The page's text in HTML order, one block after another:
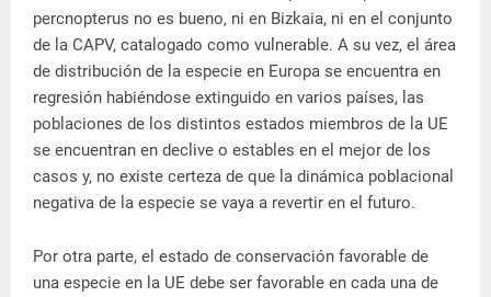
percnopterus no es bueno, ni en Bizkaia, ni en el conjunto
de la CAPV, catalogado como vulnerable. A su vez, el área
de distribución de la especie en Europa se encuentra en
regresión habiéndose extinguido en varios países, las
poblaciones de los distintos estados miembros de la UE
se encuentran en declive o estables en el mejor de los
casos y, no existe certeza de que la dinámica poblacional
negativa de la especie se vaya a revertir en el futuro.
Por otra parte, el estado de conservación favorable de
una especie en la UE debe ser favorable en cada una de